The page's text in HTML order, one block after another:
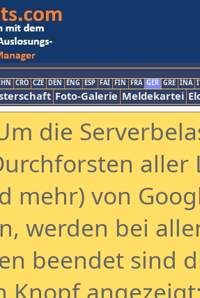
CRO CZE DEN ENG ESP FAI FIN FRA GER GRE INA
Foto-Galerie Meldekartei
die
aller
mehr) von
werden bei
beendet sind